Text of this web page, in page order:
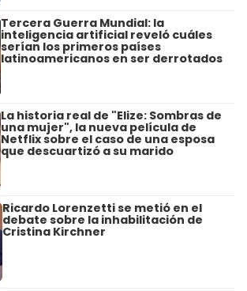
Tercera Guerra Mundial: la
inteligencia artificial reveló cuáles
serían los primeros países
latinoamericanos en ser derrotados
La historia real de "Elize: Sombras de
una mujer", la nueva película de
Netflix sobre el caso de una esposa
que descuartizó a su marido
Ricardo Lorenzetti se metió en el
debate sobre la inhabilitación de
Cristina Kirchner